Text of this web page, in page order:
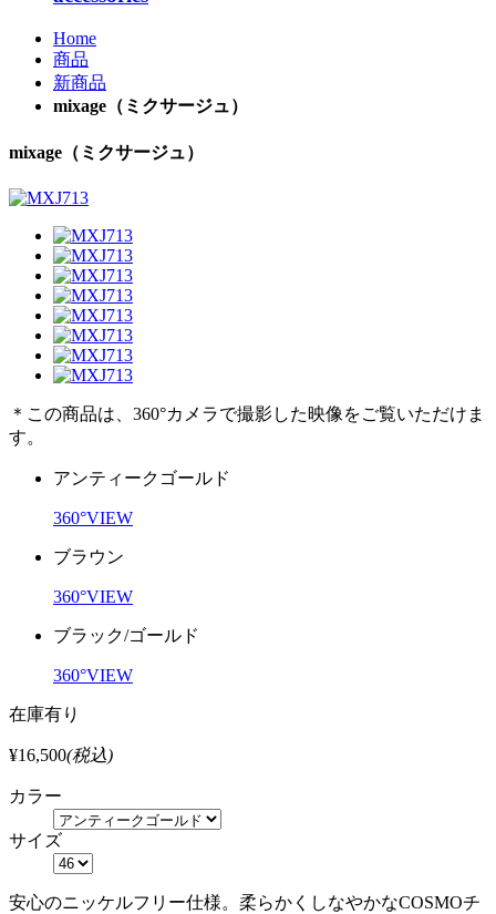
Home
商品
新商品
mixage（ミクサージュ）
mixage（ミクサージュ）
＊この商品は、360°カメラで撮影した映像をご覧いただけま
す。
アンティークゴールド
360°VIEW
ブラウン
360°VIEW
ブラック/ゴールド
360°VIEW
在庫有り
¥16,500(税込)
カラー
サイズ
安心のニッケルフリー仕様。柔らかくしなやかなCOSMOチ